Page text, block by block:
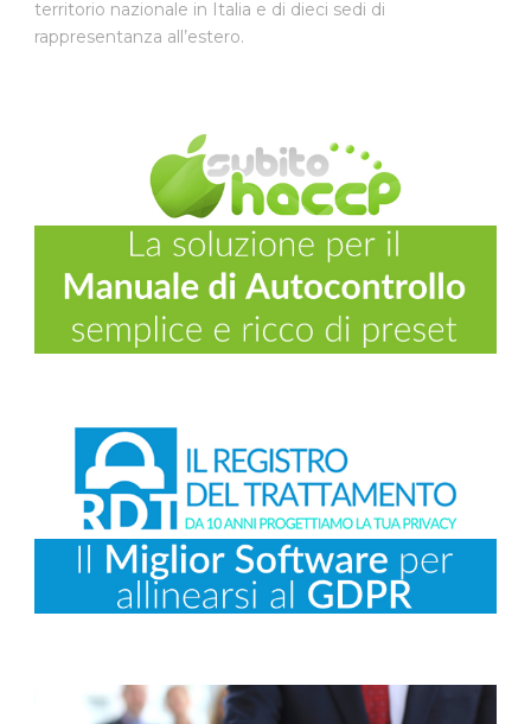
territorio nazionale in Italia e di dieci sedi di
rappresentanza all’estero.